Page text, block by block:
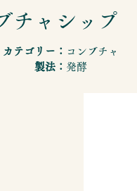
チャシップ
カテゴリー： コンブチャ
製法： 発酵